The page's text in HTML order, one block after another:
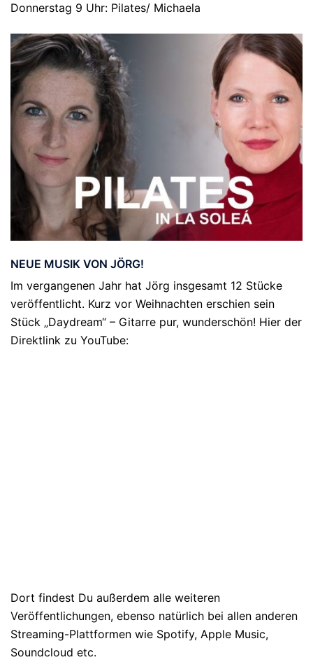
Donnerstag 9 Uhr: Pilates/ Michaela
NEUE MUSIK VON JÖRG!
Im vergangenen Jahr hat Jörg insgesamt 12 Stücke
veröffentlicht. Kurz vor Weihnachten erschien sein
Stück „Daydream“ – Gitarre pur, wunderschön! Hier der
Direktlink zu YouTube:
Dort findest Du außerdem alle weiteren
Veröffentlichungen, ebenso natürlich bei allen anderen
Streaming-Plattformen wie Spotify, Apple Music,
Soundcloud etc.